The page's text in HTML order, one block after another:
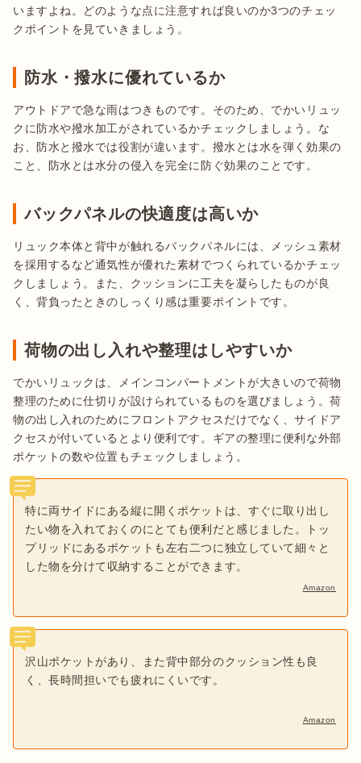
いますよね。どのような点に注意すれば良いのか3つのチェッ
防水・撥水に優れているか
アウトドアで急な雨はつきものです。そのため、でかいリュッ
クに防水や撥水加工がされているかチェックしましょう。な
お、防水と撥水では役割が違います。撥水とは水を弾く効果の
こと、防水とは水分の侵入を完全に防ぐ効果のことです。
バックパネルの快適度は高いか
リュック本体と背中が触れるバックパネルには、メッシュ素材
を採用するなど通気性が優れた素材でつくられているかチェッ
クしましょう。また、クッションに工夫を凝らしたものが良
荷物の出し入れや整理はしやすいか
でかいリュックは、メインコンパートメントが大きいので荷物
整理のために仕切りが設けられているものを選びましょう。荷
物の出し入れのためにフロントアクセスだけでなく、サイドア
クセスが付いているとより便利です。ギアの整理に便利な外部
特に両サイドにある縦に開くポケットは、すぐに取り出し
たい物を入れておくのにとても便利だと感じました。トッ
プリッドにあるポケットも左右二つに独立していて細々と
した物を分けて収納することができます。
Amazon
沢山ポケットがあり、また背中部分のクッション性も良
く、長時間担いでも疲れにくいです。
Amazon